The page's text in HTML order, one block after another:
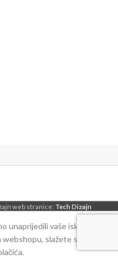
web stranice: Tech Dizajn
unaprijedili vaše iskustvo
slažete se sa